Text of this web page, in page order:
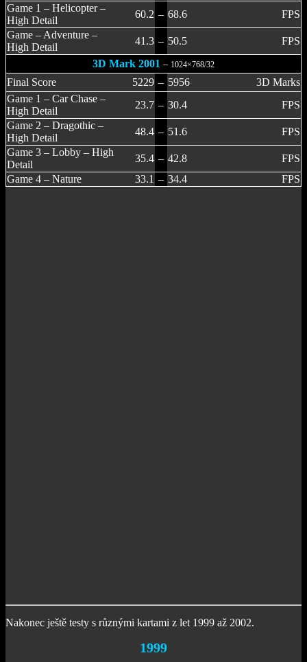
Game 1 – Helicopter –
High Detail
60.2 – 68.6
FPS
Game – Adventure –
High Detail
41.3 – 50.5
FPS
3D Mark 2001 – 1024×768/32
Final Score 5229 – 5956
3D Marks
Game 1 – Car Chase –
High Detail
23.7 – 30.4
FPS
Game 2 – Dragothic –
High Detail
48.4 – 51.6
FPS
Game 3 – Lobby – High
Detail
35.4 – 42.8
FPS
Game 4 – Nature
33.1 – 34.4 FPS
Nakonec ještě testy s různými kartami z let 1999 až 2002.
1999